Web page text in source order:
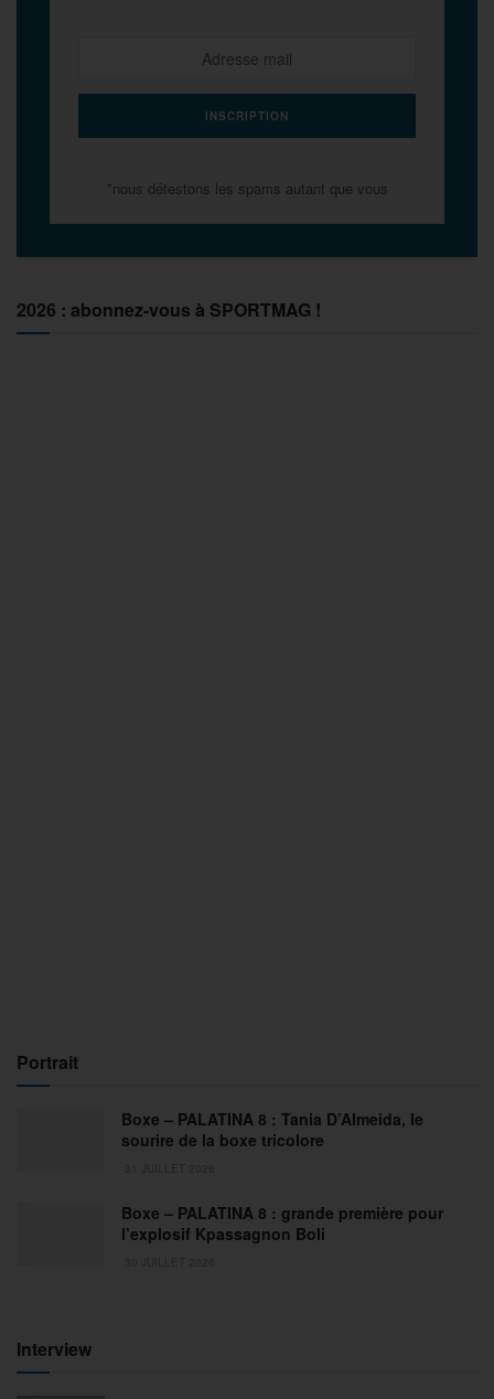
*nous détestons les spams autant que vous
2026 : abonnez-vous à SPORTMAG !
Portrait
Boxe – PALATINA 8 : Tania D’Almeida, le
sourire de la boxe tricolore
Boxe – PALATINA 8 : grande première pour
l’explosif Kpassagnon Boli
Interview